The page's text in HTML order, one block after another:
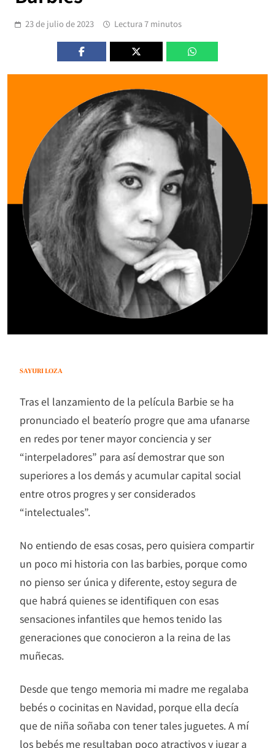
23 de julio de 2023 Lectura 7 minutos
SAYURI LOZA
Tras el lanzamiento de la película Barbie se ha
pronunciado el beaterío progre que ama ufanarse
en redes por tener mayor conciencia y ser
“interpeladores” para así demostrar que son
superiores a los demás y acumular capital social
entre otros progres y ser considerados
“intelectuales”.
No entiendo de esas cosas, pero quisiera compartir
un poco mi historia con las barbies, porque como
no pienso ser única y diferente, estoy segura de
que habrá quienes se identifiquen con esas
sensaciones infantiles que hemos tenido las
generaciones que conocieron a la reina de las
muñecas.
Desde que tengo memoria mi madre me regalaba
bebés o cocinitas en Navidad, porque ella decía
que de niña soñaba con tener tales juguetes. A mí
los bebés me resultaban poco atractivos y jugar a